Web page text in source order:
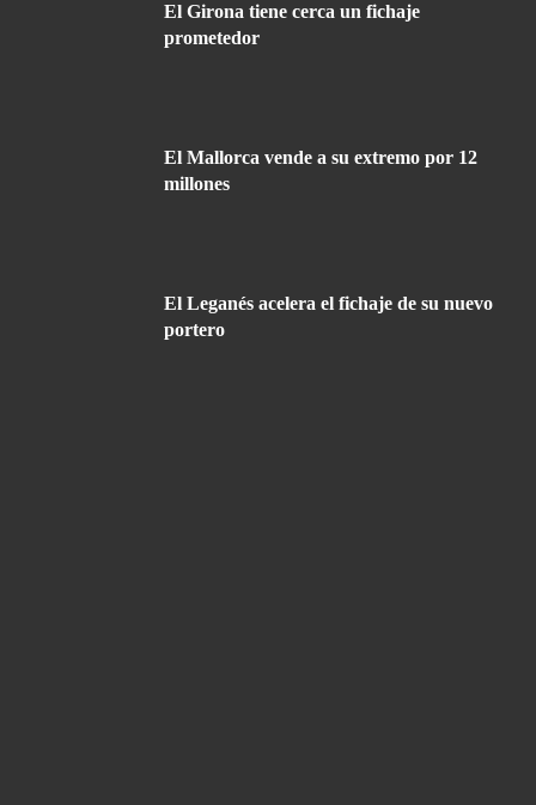
El Girona tiene cerca un fichaje
prometedor
El Mallorca vende a su extremo por 12
millones
El Leganés acelera el fichaje de su nuevo
portero